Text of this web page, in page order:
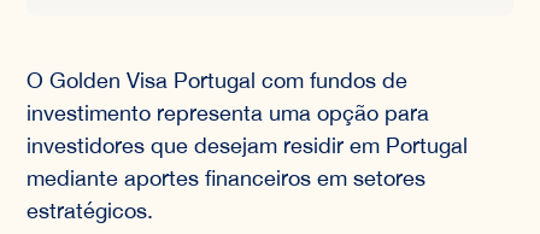
O Golden Visa Portugal com fundos de
investimento representa uma opção para
investidores que desejam residir em Portugal
mediante aportes financeiros em setores
estratégicos.